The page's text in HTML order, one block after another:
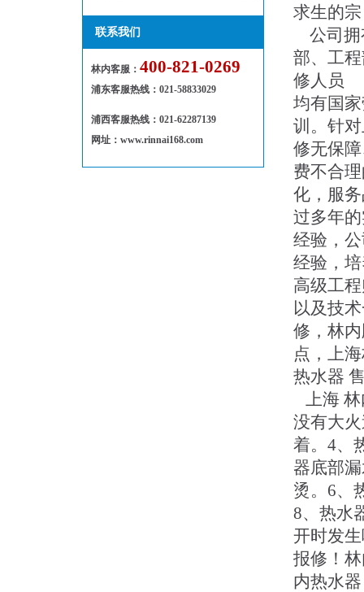
联系我们
林内客服： 400-821-0269
浦东客服热线： 021-58833029
浦西客服热线：021-62287139
网址：www.rinnai168.com
求生的
公司拥
部、工
修人员
均有国
训。针
修无保
费不合
化，服
过多年
经验，
经验，
高级工
以及技
修，林
点，上
热水器
上海 林
没有大
着。4、
器底部
烫。6、
8、热水
开时发
报修！
内热水器